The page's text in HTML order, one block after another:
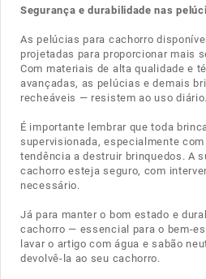
Segurança e durabilidade nas
As pelúcias para cachorro
projetadas para proporcionar mais
Com materiais de alta qualidade e
avançadas, as pelúcias e demais
recheáveis — resistem ao uso diário.
É importante lembrar que toda
supervisionada, especialmente
tendência a destruir brinquedos. A
cachorro esteja seguro, com
necessário.
Já para manter o bom estado e
cachorro — essencial para o bem-
lavar o artigo com água e sabão
devolvê-la ao seu cachorro.